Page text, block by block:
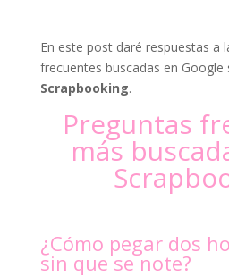
En este post daré respuestas a
frecuentes buscadas en Google
Scrapbooking.
Preguntas
más
¿Cómo pegar dos
sin que se note?